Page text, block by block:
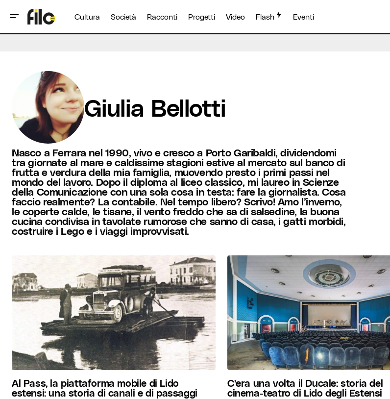
Cultura Società Racconti Progetti Video Flash Eventi
Giulia Bellotti
Nasco a Ferrara nel 1990, vivo e cresco a Porto Garibaldi, dividendomi
tra giornate al mare e caldissime stagioni estive al mercato sul banco di
frutta e verdura della mia famiglia, muovendo presto i primi passi nel
mondo del lavoro. Dopo il diploma al liceo classico, mi laureo in Scienze
della Comunicazione con una sola cosa in testa: fare la giornalista. Cosa
faccio realmente? La contabile. Nel tempo libero? Scrivo! Amo l’inverno,
le coperte calde, le tisane, il vento freddo che sa di salsedine, la buona
cucina condivisa in tavolate rumorose che sanno di casa, i gatti morbidi,
costruire i Lego e i viaggi improvvisati.
Al Pass, la piattaforma mobile di Lido
estensi: una storia di canali e di passaggi
C’era una volta il Ducale: storia del
cinema-teatro di Lido degli Estensi